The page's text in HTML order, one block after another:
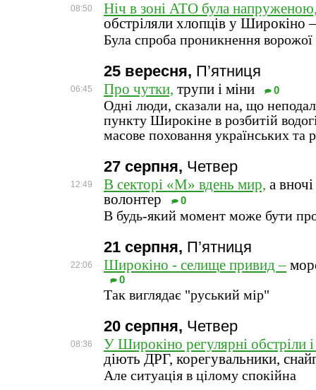
08:50
Ніч в зоні АТО була
обстріляли хлопців у Широкіно
Була спроба проникнення
25 вересня, П’ятниця
06:45 Про чутки, трупи і міни 0
Одні люди, сказали на, що
пункту Широкіне в розбитій
масове поховання українських та
27 серпня, Четвер
12:49 В секторі «М» вдень мир, а
волонтер
0
В будь-який момент може бути
21 серпня, П’ятниця
22:06 Широкіно - селище привид –
0
Так виглядає "руський мір"
20 серпня, Четвер
08:36
У Широкіно регулярні обстріли і
діють ДРГ, корегувальники,
Але ситуація в цілому спокійна